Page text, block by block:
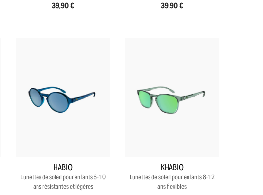
39,90 € 39,90 €
HABIO
Lunettes de soleil pour enfants 6-10
ans résistantes et légères
KHABIO
Lunettes de soleil pour enfants 8-12
ans flexibles